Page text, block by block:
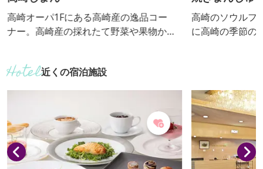
高崎オーパ1Fにある高崎産の逸品コー
ナー。高崎産の採れたて野菜や果物から
ラインナップで、高崎ブランドを盛り上
げるためのコーナー。「高崎ブランド農
リアし承認を受けた農業者が生産した良
質なもののみ。一度食べたらやめられな
くなる高崎の美味しいものが集められて
います。お土産探しに最適です。
高崎のソウルフ
に高崎の季節の
近くの宿泊施設